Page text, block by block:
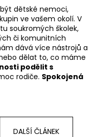
dětské nemoci,
ve vašem okolí. V
soukromých školek,
či komunitních
dává více nástrojů a
dělat to, co máme
podělit s
rodiče. Spokojená
DALŠÍ ČLÁNEK